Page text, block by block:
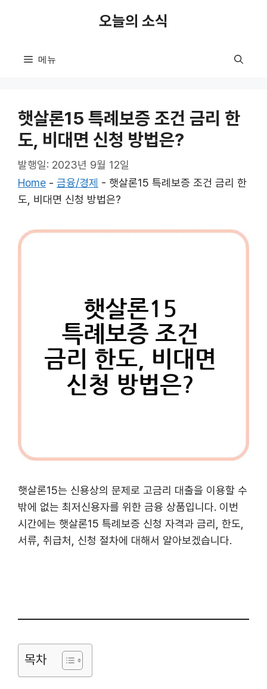
오늘의 소식
메뉴
햇살론15 특례보증 조건 금리 한
도, 비대면 신청 방법은?
발행일: 2023년 9월 12일
Home - 금융/경제 - 햇살론15 특례보증 조건 금리 한
도, 비대면 신청 방법은?
햇살론15는 신용상의 문제로 고금리 대출을 이용할 수
밖에 없는 최저신용자를 위한 금융 상품입니다. 이번
시간에는 햇살론15 특례보증 신청 자격과 금리, 한도,
서류, 취급처, 신청 절차에 대해서 알아보겠습니다.
목차